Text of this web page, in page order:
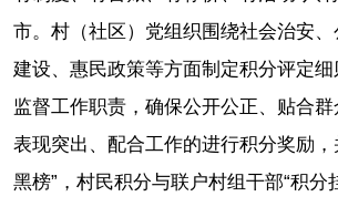
市。村（社区）党组织围绕社会治安
建设、惠民政策等方面制定积分评定细
监督工作职责，确保公开公正、贴合
表现突出、配合工作的进行积分奖励，
黑榜”，村民积分与联户村组干部“积分